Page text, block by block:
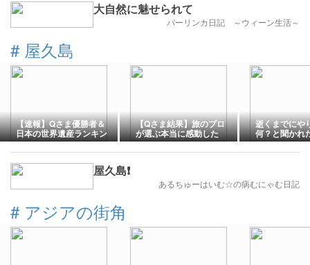
大自然に魅せられて
パーリンカ日記 ～ウィーン生活～
# 屋久島
【速報】Qさま優勝者＆
日本の世界遺産ランキン
グは？2026年6月29日
【Qさま優勝への道83】
【Qさま結果】旅のプロ
が選ぶ本当に感動した
『日本の世界遺産』ラン
キングBEST15まとめ！
逝くまでにや
何？と聞かれ
てみた
屋久島❗
あるちゅーはいむ☆の病むにゃむ日記
# アジアの街角